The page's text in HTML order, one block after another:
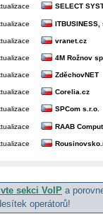
SELECT
ITBUSINESS,
vranet.cz
4M Rožnov
ZděchovNET
Corelia.cz
SPCom s.r.o.
RAAB
sekci VoIP a
operátorů!